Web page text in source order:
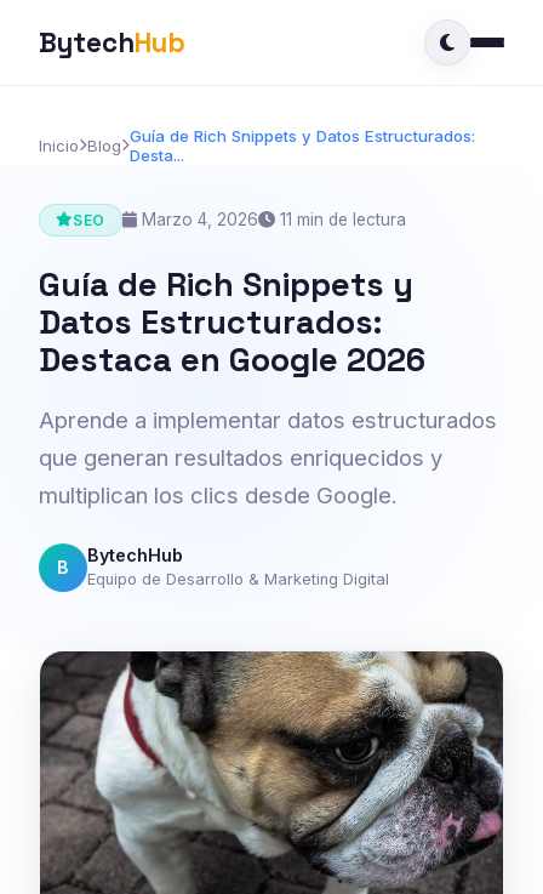
BytechHub
Inicio Blog Guía de Rich Snippets y Datos Estructurados:
Desta...
SEO Marzo 4, 2026 11 min de lectura
Guía de Rich Snippets y
Datos Estructurados:
Destaca en Google 2026
Aprende a implementar datos estructurados
que generan resultados enriquecidos y
multiplican los clics desde Google.
B
BytechHub
Equipo de Desarrollo & Marketing Digital